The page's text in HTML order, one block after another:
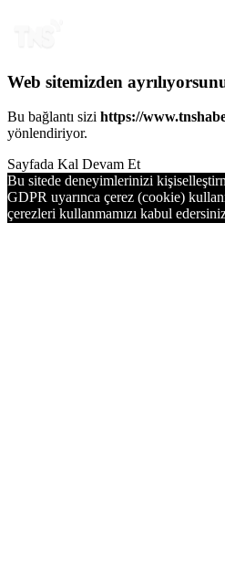
Web sitemizden
Bu bağlantı sizi https://
yönlendiriyor.
Sayfada Kal Devam Et
Bu sitede deneyimlerinizi
GDPR uyarınca çerez (cookie)
çerezleri kullanmamızı kabul